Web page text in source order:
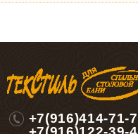
+7(916)414-71-